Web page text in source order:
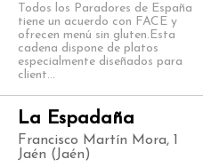
Todos los Paradores de España
tiene un acuerdo con FACE y
ofrecen menú sin gluten.Esta
cadena dispone de platos
especialmente diseñados para
client...
La Espadaña
Francisco Martín Mora, 1
Jaén (Jaén)